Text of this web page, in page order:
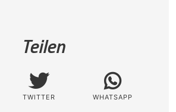
Teilen
TWITTER WHATSAPP